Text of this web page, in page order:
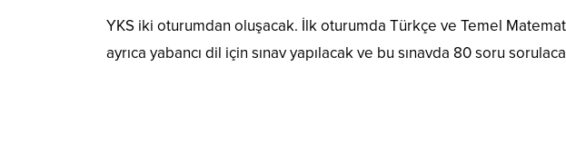
YKS iki oturumdan oluşacak. İlk oturumda Türkçe ve Temel
ayrıca yabancı dil için sınav yapılacak ve bu sınavda 80 soru